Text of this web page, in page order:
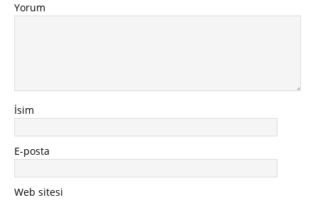
Yorum
İsim
E-posta
Web sitesi